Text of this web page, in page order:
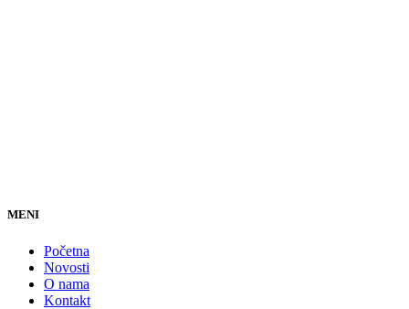
MENI
Početna
Novosti
O nama
Kontakt